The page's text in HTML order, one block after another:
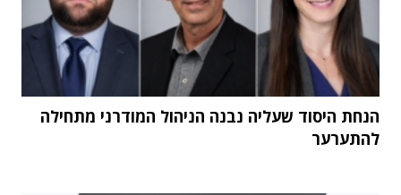
הנחת היסוד שעליה נבנה הניהול המודרני מתחילה
להתערער